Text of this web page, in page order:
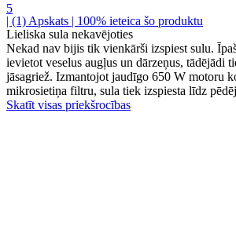
5
| (1) Apskats | 100% ieteica šo produktu
Lieliska sula nekavējoties
Nekad nav bijis tik vienkārši izspiest sulu.
ievietot veselus augļus un dārzeņus, tādējādi
jāsagriež. Izmantojot jaudīgo 650 W motoru
mikrosietiņa filtru, sula tiek izspiesta līdz
Skatīt visas priekšrocības